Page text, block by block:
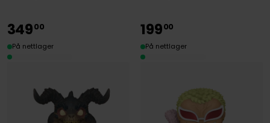
34900
På nettlager
19900
På nettlager